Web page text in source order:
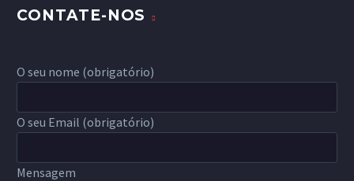
CONTATE-NOS
O seu nome (obrigatório)
O seu Email (obrigatório)
Mensagem